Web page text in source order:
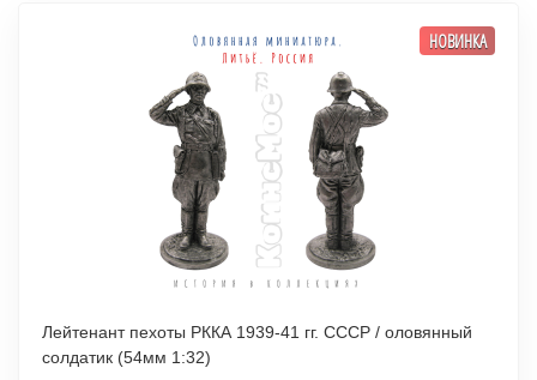
НОВИНКА
Лейтенант пехоты РККА 1939-41 гг. СССР / оловянный
солдатик (54мм 1:32)